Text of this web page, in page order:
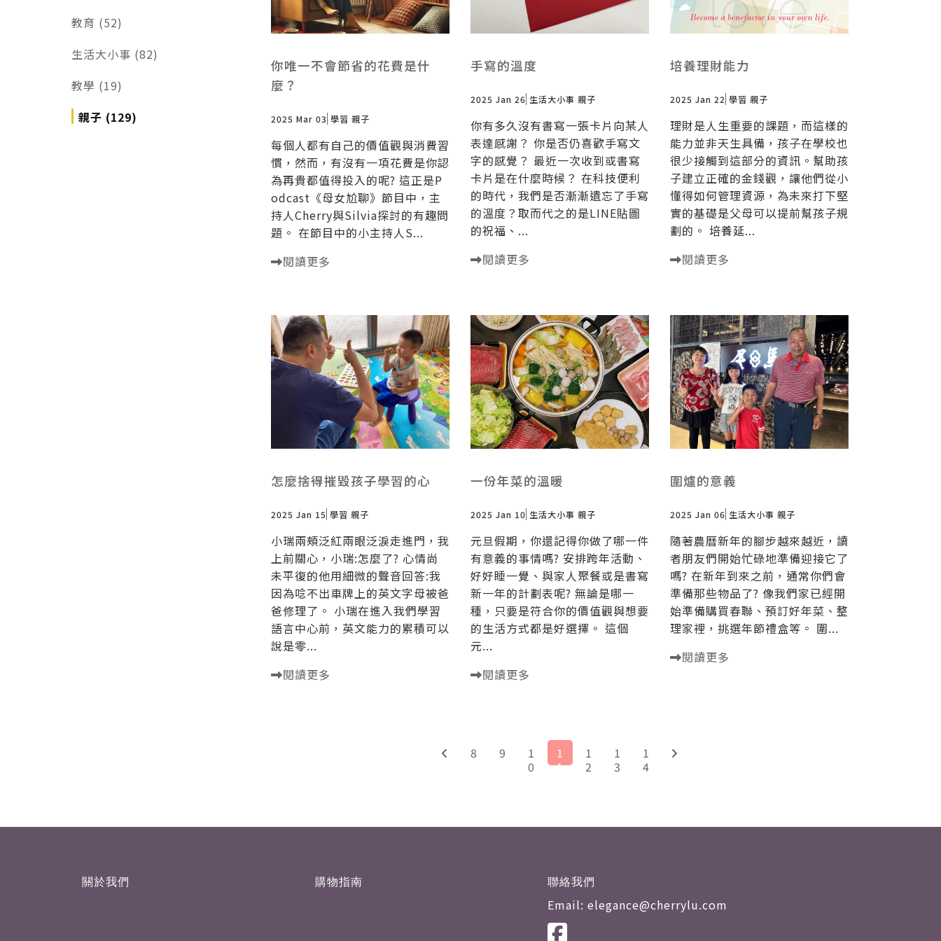
教育 (52)
生活大小事 (82)
教學 (19)
親子 (129)
你唯一不會節省的花費是什
麼？
2025 Mar 03 學習 親子
每個人都有自己的價值觀與消費習
慣，然而，有沒有一項花費是你認
為再貴都值得投入的呢? 這正是P
odcast《母女尬聊》節目中，主
持人Cherry與Silvia探討的有趣問
題。 在節目中的小主持人S...
閱讀更多
手寫的溫度
2025 Jan 26 生活大小事 親子
你有多久沒有書寫一張卡片向某人
表達感謝？ 你是否仍喜歡手寫文
字的感覺？ 最近一次收到或書寫
卡片是在什麼時候？ 在科技便利
的時代，我們是否漸漸遺忘了手寫
的溫度？取而代之的是LINE貼圖
的祝福、...
閱讀更多
培養理財能力
2025 Jan 22 學習 親子
理財是人生重要的課題，而這樣的
能力並非天生具備，孩子在學校也
很少接觸到這部分的資訊。幫助孩
子建立正確的金錢觀，讓他們從小
懂得如何管理資源，為未來打下堅
實的基礎是父母可以提前幫孩子規
劃的。 培養延...
閱讀更多
怎麼捨得摧毀孩子學習的心
2025 Jan 15 學習 親子
小瑞兩頰泛紅兩眼泛淚走進門，我
上前關心，小瑞:怎麼了? 心情尚
未平復的他用細微的聲音回答:我
因為唸不出車牌上的英文字母被爸
爸修理了。 小瑞在進入我們學習
語言中心前，英文能力的累積可以
說是零...
閱讀更多
一份年菜的溫暖
2025 Jan 10 生活大小事 親子
元旦假期，你還記得你做了哪一件
有意義的事情嗎? 安排跨年活動、
好好睡一覺、與家人聚餐或是書寫
新一年的計劃表呢? 無論是哪一
種，只要是符合你的價值觀與想要
的生活方式都是好選擇。 這個
元...
閱讀更多
圍爐的意義
2025 Jan 06 生活大小事 親子
隨著農曆新年的腳步越來越近，讀
者朋友們開始忙碌地準備迎接它了
嗎? 在新年到來之前，通常你們會
準備那些物品了? 像我們家已經開
始準備購買春聯、預訂好年菜、整
理家裡，挑選年節禮盒等。 圍...
閱讀更多
8 9
1
0
1
1
1
2
1
3
1
4
關於我們 購物指南 聯絡我們
Email: elegance@cherrylu.com